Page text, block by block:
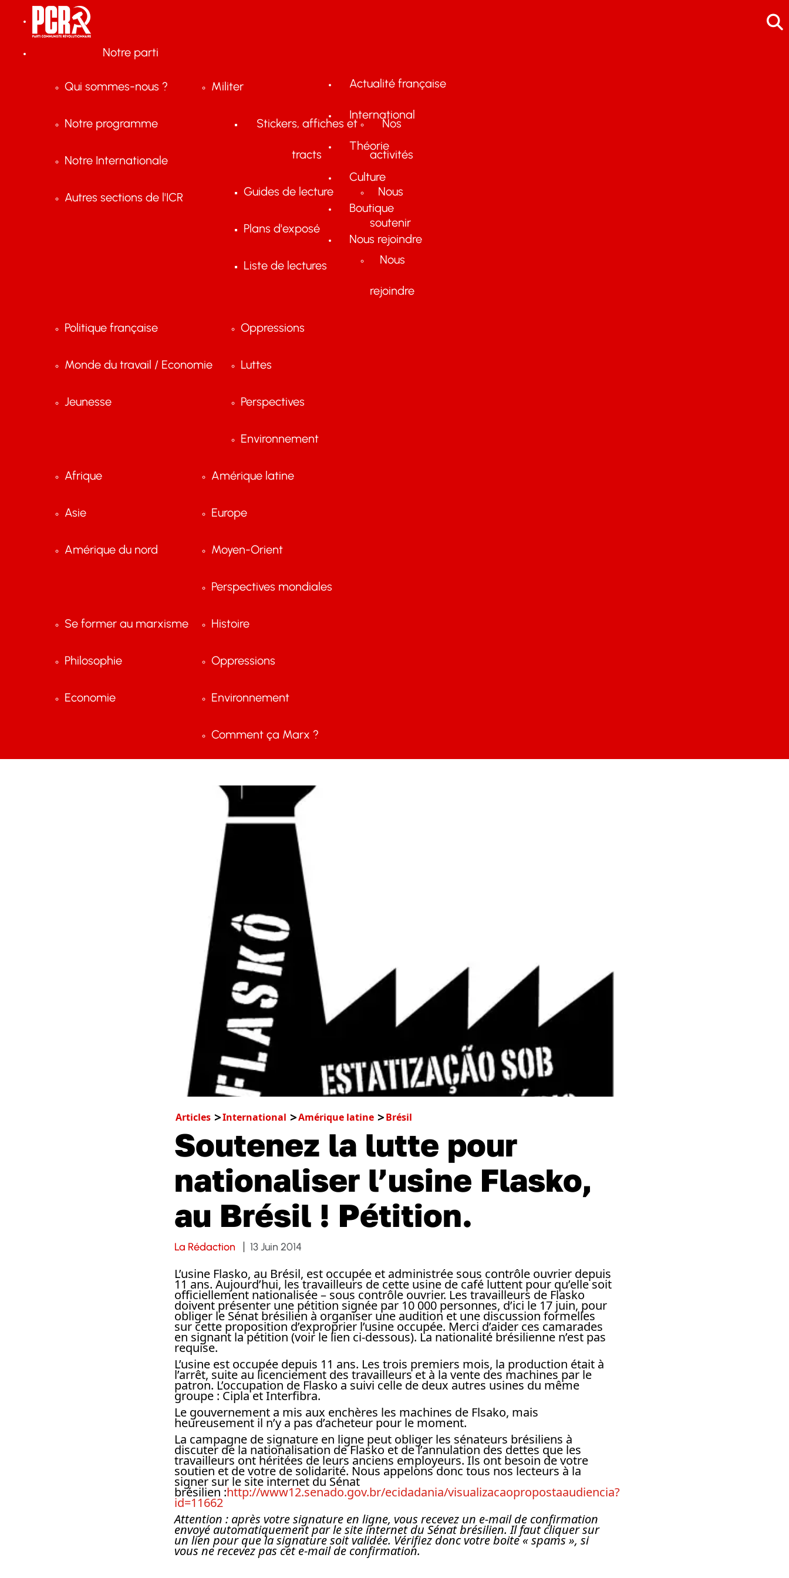
Notre parti
Qui sommes-nous ?
Notre programme
Notre Internationale
Autres sections de l'ICR
Militer
Stickers, affiches et
tracts
Guides de lecture
Plans d'exposé
Liste de lectures
Nos
activités
Nous
soutenir
Nous
rejoindre
Actualité française
Politique française
Monde du travail / Economie
Jeunesse
Oppressions
Luttes
Perspectives
Environnement
International
Afrique
Asie
Amérique du nord
Amérique latine
Europe
Moyen-Orient
Perspectives mondiales
Théorie
Se former au marxisme
Philosophie
Economie
Histoire
Oppressions
Environnement
Comment ça Marx ?
Culture
Boutique
Nous rejoindre
Articles International Amérique latine Brésil
Soutenez la lutte pour
nationaliser l’usine Flasko,
au Brésil ! Pétition.
La Rédaction 13 Juin 2014
L’usine Flasko, au Brésil, est occupée et administrée sous contrôle ouvrier depuis
11 ans. Aujourd’hui, les travailleurs de cette usine de café luttent pour qu’elle soit
officiellement nationalisée – sous contrôle ouvrier. Les travailleurs de Flasko
doivent présenter une pétition signée par 10 000 personnes, d’ici le 17 juin, pour
obliger le Sénat brésilien à organiser une audition et une discussion formelles
sur cette proposition d’exproprier l’usine occupée. Merci d’aider ces camarades
en signant la pétition (voir le lien ci-dessous). La nationalité brésilienne n’est pas
requise.
L’usine est occupée depuis 11 ans. Les trois premiers mois, la production était à
l’arrêt, suite au licenciement des travailleurs et à la vente des machines par le
patron. L’occupation de Flasko a suivi celle de deux autres usines du même
groupe : Cipla et Interfibra.
Le gouvernement a mis aux enchères les machines de Flsako, mais
heureusement il n’y a pas d’acheteur pour le moment.
La campagne de signature en ligne peut obliger les sénateurs brésiliens à
discuter de la nationalisation de Flasko et de l’annulation des dettes que les
travailleurs ont héritées de leurs anciens employeurs. Ils ont besoin de votre
soutien et de votre de solidarité. Nous appelons donc tous nos lecteurs à la
signer sur le site internet du Sénat
brésilien :http://www12.senado.gov.br/ecidadania/visualizacaopropostaaudiencia?
id=11662
Attention : après votre signature en ligne, vous recevez un e-mail de confirmation
envoyé automatiquement par le site internet du Sénat brésilien. Il faut cliquer sur
un lien pour que la signature soit validée. Vérifiez donc votre boite « spams », si
vous ne recevez pas cet e-mail de confirmation.